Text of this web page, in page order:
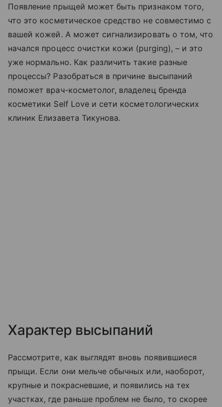
Появление прыщей может быть признаком того,
что это косметическое средство не совместимо с
вашей кожей. А может сигнализировать о том, что
начался процесс очистки кожи (purging), – и это
уже нормально. Как различить такие разные
процессы? Разобраться в причине высыпаний
поможет врач-косметолог, владелец бренда
косметики Self Love и сети косметологических
клиник Елизавета Тикунова.
Характер высыпаний
Рассмотрите, как выглядят вновь появившиеся
прыщи. Если они мельче обычных или, наоборот,
крупные и покрасневшие, и появились на тех
участках, где раньше проблем не было, то скорее